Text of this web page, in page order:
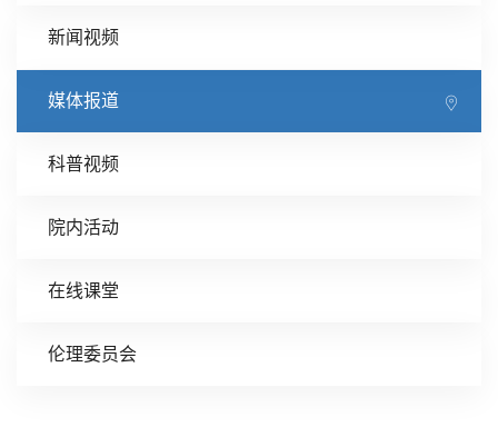
新闻视频
媒体报道
科普视频
院内活动
在线课堂
伦理委员会